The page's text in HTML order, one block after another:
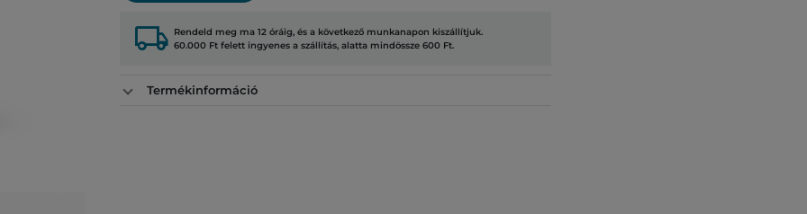
local_shipping Rendeld meg ma 12 óráig, és a következő munkanapon kiszállítjuk.
60.000 Ft felett ingyenes a szállítás, alatta mindössze 600 Ft.
Termékinformáció